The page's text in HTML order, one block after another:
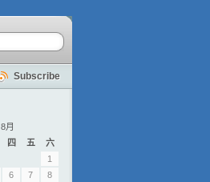
Subscribe
月
四 五
六
1
6 7
8